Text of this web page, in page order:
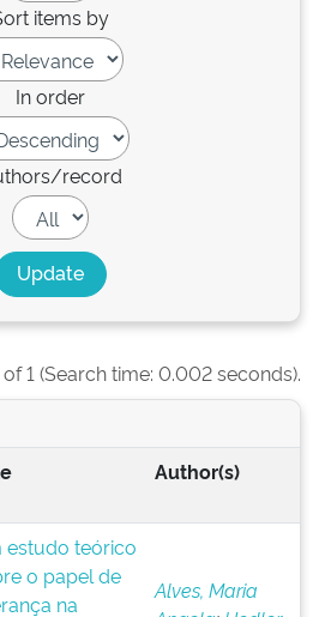
items by
In order
record
of 1 (Search time: 0.002 seconds).
Author(s)
estudo teórico
o papel de
na
Alves, Maria